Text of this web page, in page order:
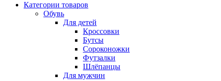
Категории товаров
Обувь
Для детей
Кроссовки
Бутсы
Сороконожки
Футзалки
Шлёпанцы
Для мужчин